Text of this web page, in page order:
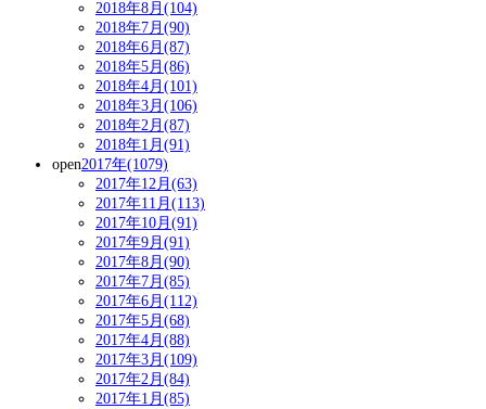
2018年8月(104)
2018年7月(90)
2018年6月(87)
2018年5月(86)
2018年4月(101)
2018年3月(106)
2018年2月(87)
2018年1月(91)
open2017年(1079)
2017年12月(63)
2017年11月(113)
2017年10月(91)
2017年9月(91)
2017年8月(90)
2017年7月(85)
2017年6月(112)
2017年5月(68)
2017年4月(88)
2017年3月(109)
2017年2月(84)
2017年1月(85)